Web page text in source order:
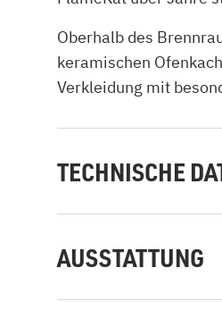
Oberhalb des
keramischen
Verkleidung mit
TECHNISCHE
AUSSTATTUNG